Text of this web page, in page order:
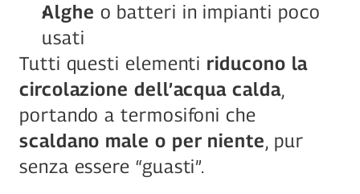
Alghe o batteri in impianti poco
usati
Tutti questi elementi riducono la
circolazione dell’acqua calda,
scaldano male o per niente, pur
senza essere “guasti”.